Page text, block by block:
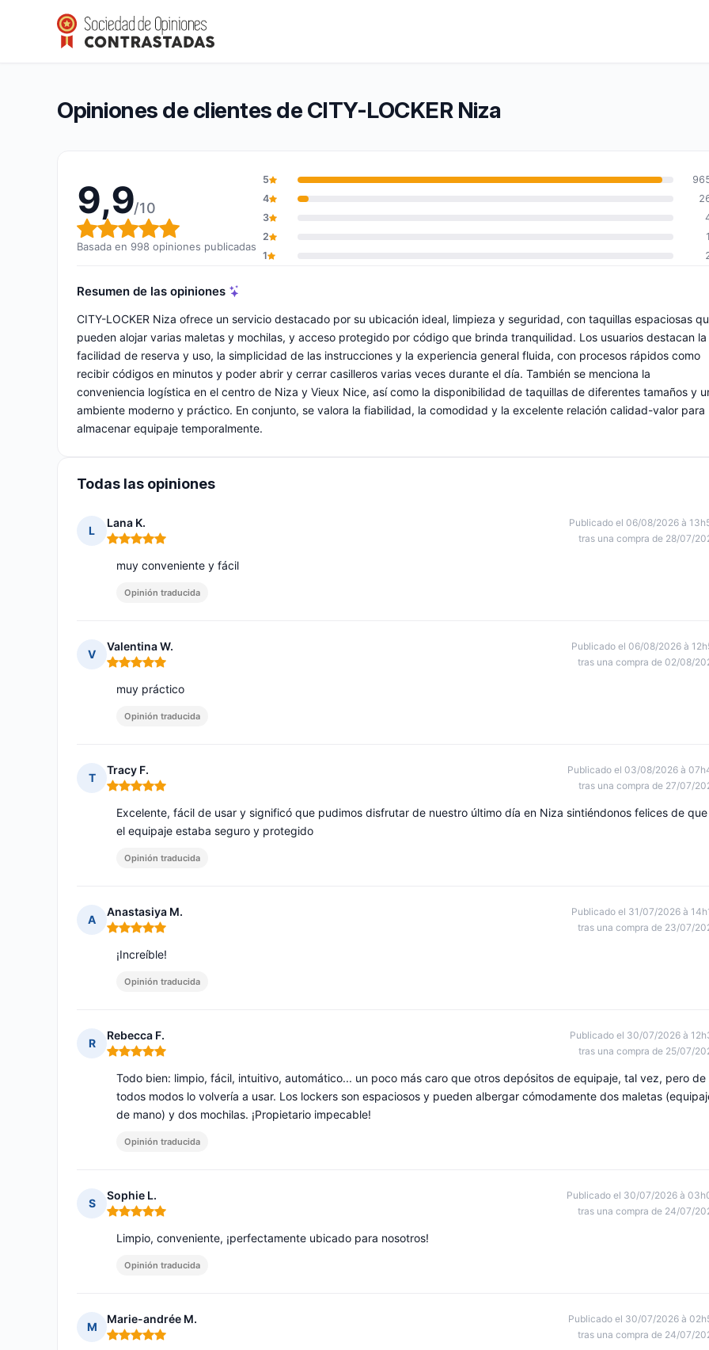
CITY-LOCKER Niza
Calificación global: 9,9 de 10
9,9/10(998 opiniones)
Opiniones de clientes de CITY-LOCKER Niza
9,9/10
Calificación global: 9,9 de 10
Basada en 998 opiniones publicadas
5
4
3
2
1
1
Resumen de las opiniones
CITY-LOCKER Niza ofrece un servicio destacado por su ubicación ideal, limpieza y seguridad, con taquillas espaciosas
pueden alojar varias maletas y mochilas, y acceso protegido por código que brinda tranquilidad. Los usuarios destacan la
facilidad de reserva y uso, la simplicidad de las instrucciones y la experiencia general fluida, con procesos rápidos como
recibir códigos en minutos y poder abrir y cerrar casilleros varias veces durante el día. También se menciona la
conveniencia logística en el centro de Niza y Vieux Nice, así como la disponibilidad de taquillas de diferentes tamaños y
ambiente moderno y práctico. En conjunto, se valora la fiabilidad, la comodidad y la excelente relación calidad-valor para
almacenar equipaje temporalmente.
Todas las opiniones
L
Lana K.
Nota: 5 de 5
Publicado el 06/08/2026 à
tras una compra de 28/07/
muy conveniente y fácil
Opinión traducida
V
Valentina W.
Nota: 5 de 5
Publicado el 06/08/2026 à
tras una compra de 02/08/
muy práctico
Opinión traducida
T
Tracy F.
Nota: 5 de 5
Publicado el 03/08/2026 à
tras una compra de 27/07/
Excelente, fácil de usar y significó que pudimos disfrutar de nuestro último día en Niza sintiéndonos felices de que
el equipaje estaba seguro y protegido
Opinión traducida
A
Anastasiya M.
Nota: 5 de 5
Publicado el 31/07/2026 à
tras una compra de 23/07/
¡Increíble!
Opinión traducida
R
Rebecca F.
Nota: 5 de 5
Publicado el 30/07/2026 à
tras una compra de 25/07/
Todo bien: limpio, fácil, intuitivo, automático... un poco más caro que otros depósitos de equipaje, tal vez, pero de
todos modos lo volvería a usar. Los lockers son espaciosos y pueden albergar cómodamente dos maletas
de mano) y dos mochilas. ¡Propietario impecable!
Opinión traducida
S
Sophie L.
Nota: 5 de 5
Publicado el 30/07/2026 à
tras una compra de 24/07/
Limpio, conveniente, ¡perfectamente ubicado para nosotros!
Opinión traducida
M
Marie-andrée M.
Nota: 5 de 5
Publicado el 30/07/2026 à
tras una compra de 24/07/